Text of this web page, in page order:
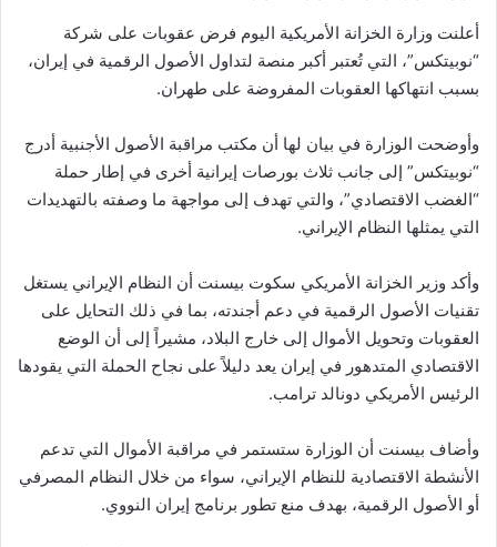
أعلنت وزارة الخزانة الأمريكية اليوم فرض عقوبات على شركة
“نوبيتكس”، التي تُعتبر أكبر منصة لتداول الأصول الرقمية في إيران،
بسبب انتهاكها العقوبات المفروضة على طهران.
وأوضحت الوزارة في بيان لها أن مكتب مراقبة الأصول الأجنبية أدرج
“نوبيتكس” إلى جانب ثلاث بورصات إيرانية أخرى في إطار حملة
“الغضب الاقتصادي”، والتي تهدف إلى مواجهة ما وصفته بالتهديدات
التي يمثلها النظام الإيراني.
وأكد وزير الخزانة الأمريكي سكوت بيسنت أن النظام الإيراني يستغل
تقنيات الأصول الرقمية في دعم أجندته، بما في ذلك التحايل على
العقوبات وتحويل الأموال إلى خارج البلاد، مشيراً إلى أن الوضع
الاقتصادي المتدهور في إيران يعد دليلاً على نجاح الحملة التي يقودها
الرئيس الأمريكي دونالد ترامب.
وأضاف بيسنت أن الوزارة ستستمر في مراقبة الأموال التي تدعم
الأنشطة الاقتصادية للنظام الإيراني، سواء من خلال النظام المصرفي
أو الأصول الرقمية، بهدف منع تطور برنامج إيران النووي.